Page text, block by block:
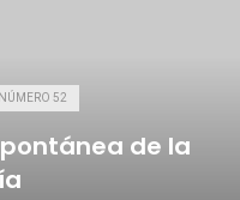
NÚMERO 52
de la